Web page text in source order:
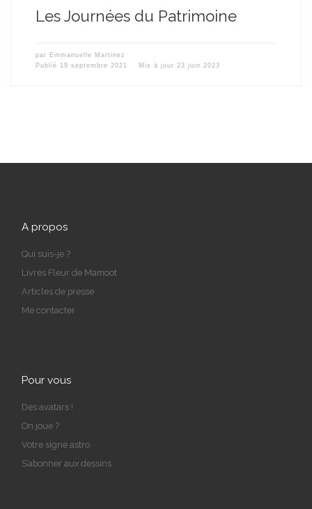
Les Journées du Patrimoine
par Emmanuelle Martinez
Publié 19 septembre 2021 Mis à jour 23 juin 2023
A propos
Qui suis-je ?
Livres Fleur de Mamoot
Articles de presse
Me contacter
Pour vous
Des avatars !
On joue ?
Votre signe astro
S’abonner aux dessins